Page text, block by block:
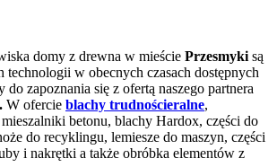
domy z drewna w mieście Przesmyki są
technologii w obecnych czasach dostępnych
do zapoznania się z ofertą naszego partnera
W ofercie blachy trudnościeralne,
betonu, blachy Hardox, części do
do recyklingu, lemiesze do maszyn, części
i nakrętki a także obróbka elementów z